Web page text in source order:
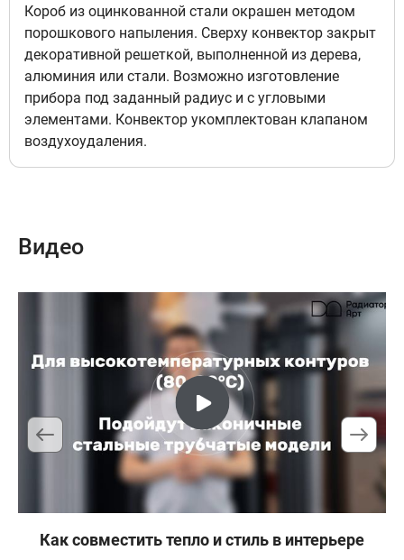
34 226 руб
Доступно под заказ
Подключение левый, Цвет
решетка полимерная с текстурой
-сосна светлая
решетка полимерная с текстурой
-дуб деревенский
Доступно под заказ
Подключение левый, Цвет
решетка полимерная с текстурой
-дуб мореный
Доступно под заказ
Короб из оцинкованной стали окрашен методом
порошкового напыления. Сверху конвектор закрыт
декоративной решеткой, выполненной из дерева,
алюминия или стали. Возможно изготовление
прибора под заданный радиус и с угловыми
элементами. Конвектор укомплектован клапаном
воздухоудаления.
Видео
Как совместить тепло и стиль в интерьере